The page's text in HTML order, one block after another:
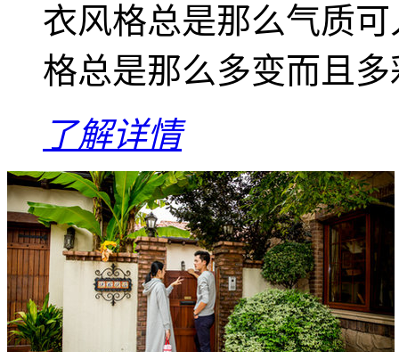
衣风格总是那么气质
格总是那么多变而且
了解详情